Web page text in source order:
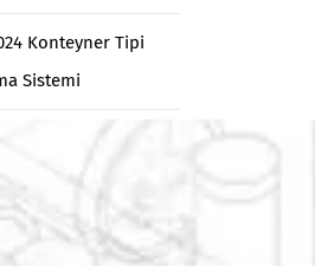
Konteyner Tipi
Sistemi